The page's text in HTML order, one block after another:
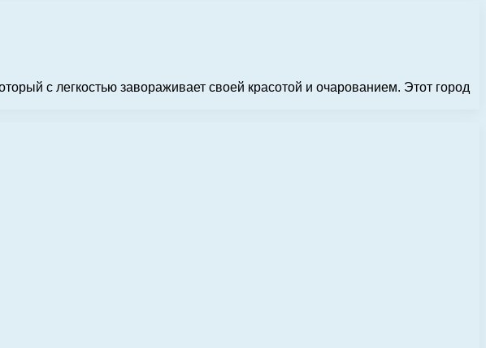
с легкостью завораживает своей красотой и очарованием. Этот город